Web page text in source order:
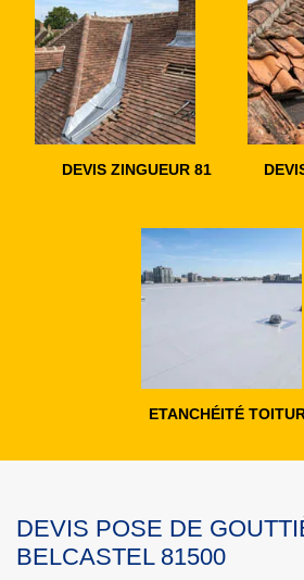
DEVIS ZINGUEUR 81
ETANCHÉITÉ
DEVIS POSE DE
BELCASTEL 81500